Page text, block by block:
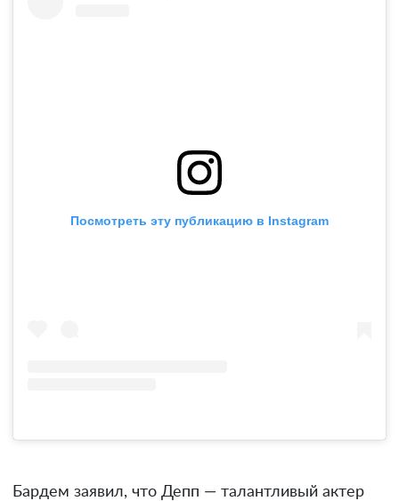
Посмотреть эту публикацию в Instagram
Бардем заявил, что Депп — талантливый актер